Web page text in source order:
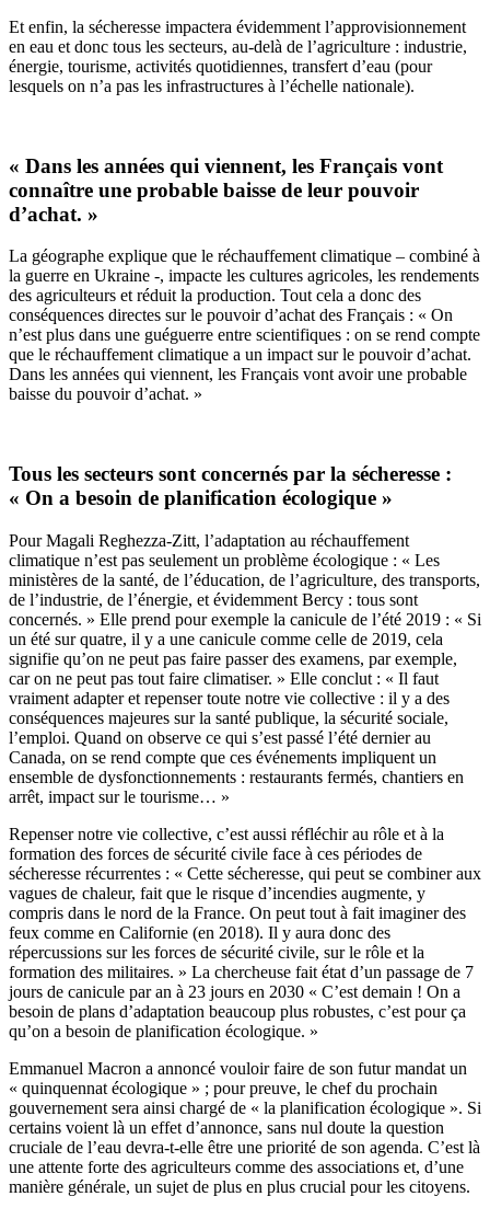
Et enfin, la sécheresse impactera évidemment l’approvisionnement
en eau et donc tous les secteurs, au-delà de l’agriculture : industrie,
énergie, tourisme, activités quotidiennes, transfert d’eau (pour
lesquels on n’a pas les infrastructures à l’échelle nationale).
« Dans les années qui viennent, les Français vont
connaître une probable baisse de leur pouvoir
d’achat. »
La géographe explique que le réchauffement climatique – combiné à
la guerre en Ukraine -, impacte les cultures agricoles, les rendements
des agriculteurs et réduit la production. Tout cela a donc des
conséquences directes sur le pouvoir d’achat des Français : « On
n’est plus dans une guéguerre entre scientifiques : on se rend compte
que le réchauffement climatique a un impact sur le pouvoir d’achat.
Dans les années qui viennent, les Français vont avoir une probable
baisse du pouvoir d’achat. »
Tous les secteurs sont concernés par la sécheresse :
« On a besoin de planification écologique »
Pour Magali Reghezza-Zitt, l’adaptation au réchauffement
climatique n’est pas seulement un problème écologique : « Les
ministères de la santé, de l’éducation, de l’agriculture, des transports,
de l’industrie, de l’énergie, et évidemment Bercy : tous sont
concernés. » Elle prend pour exemple la canicule de l’été 2019 : « Si
un été sur quatre, il y a une canicule comme celle de 2019, cela
signifie qu’on ne peut pas faire passer des examens, par exemple,
car on ne peut pas tout faire climatiser. » Elle conclut : « Il faut
vraiment adapter et repenser toute notre vie collective : il y a des
conséquences majeures sur la santé publique, la sécurité sociale,
l’emploi. Quand on observe ce qui s’est passé l’été dernier au
Canada, on se rend compte que ces événements impliquent un
ensemble de dysfonctionnements : restaurants fermés, chantiers en
arrêt, impact sur le tourisme… »
Repenser notre vie collective, c’est aussi réfléchir au rôle et à la
formation des forces de sécurité civile face à ces périodes de
sécheresse récurrentes : « Cette sécheresse, qui peut se combiner aux
vagues de chaleur, fait que le risque d’incendies augmente, y
compris dans le nord de la France. On peut tout à fait imaginer des
feux comme en Californie (en 2018). Il y aura donc des
répercussions sur les forces de sécurité civile, sur le rôle et la
formation des militaires. » La chercheuse fait état d’un passage de 7
jours de canicule par an à 23 jours en 2030 « C’est demain ! On a
besoin de plans d’adaptation beaucoup plus robustes, c’est pour ça
qu’on a besoin de planification écologique. »
Emmanuel Macron a annoncé vouloir faire de son futur mandat un
« quinquennat écologique » ; pour preuve, le chef du prochain
gouvernement sera ainsi chargé de « la planification écologique ». Si
certains voient là un effet d’annonce, sans nul doute la question
cruciale de l’eau devra-t-elle être une priorité de son agenda. C’est là
une attente forte des agriculteurs comme des associations et, d’une
manière générale, un sujet de plus en plus crucial pour les citoyens.